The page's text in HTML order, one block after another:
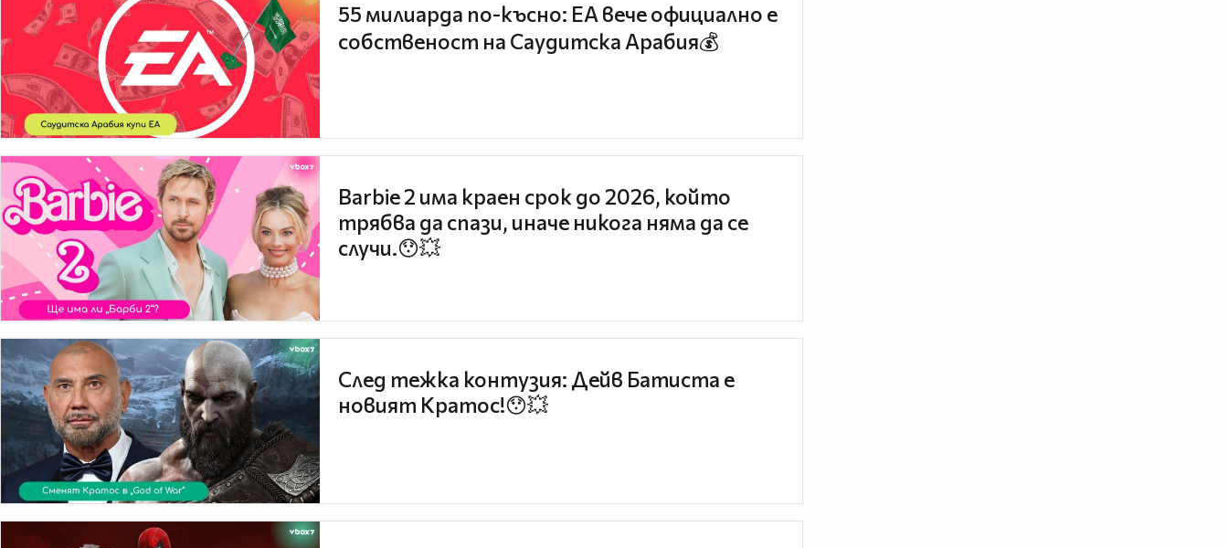
55 милиарда по-късно: EA вече официално е
собственост на Саудитска Арабия💰
Barbie 2 има краен срок до 2026, който
трябва да спази, иначе никога няма да се
случи.😯💥
След тежка контузия: Дейв Батиста е
новият Кратос!😯💥